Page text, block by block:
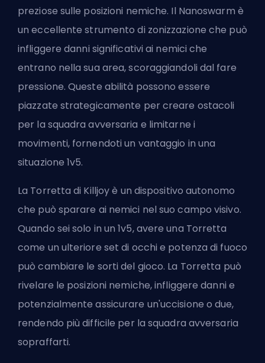
preziose sulle posizioni nemiche. Il Nanoswarm è
un eccellente strumento di zonizzazione che può
infliggere danni significativi ai nemici che
entrano nella sua area, scoraggiandoli dal fare
pressione. Queste abilità possono essere
piazzate strategicamente per creare ostacoli
per la squadra avversaria e limitarne i
movimenti, fornendoti un vantaggio in una
situazione 1v5.
La Torretta di Killjoy è un dispositivo autonomo
che può sparare ai nemici nel suo campo visivo.
Quando sei solo in un 1v5, avere una Torretta
come un ulteriore set di occhi e potenza di fuoco
può cambiare le sorti del gioco. La Torretta può
rivelare le posizioni nemiche, infliggere danni e
potenzialmente assicurare un'uccisione o due,
rendendo più difficile per la squadra avversaria
sopraffarti.